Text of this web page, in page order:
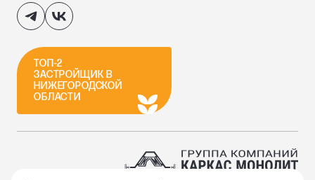
ТОП-2
ЗАСТРОЙЩИК В
НИЖЕГОРОДСКОЙ
ОБЛАСТИ